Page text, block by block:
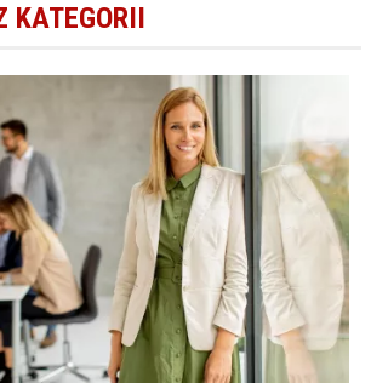
KATEGORII